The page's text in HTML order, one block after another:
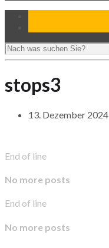
stops3
13. Dezember 2024
End of line
No more posts
End of line
No more posts